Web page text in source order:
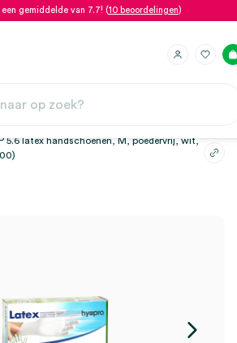
een gemiddelde van 7.7! (10 beoordelingen)
5.6 latex handschoenen, M, poedervrij, wit,